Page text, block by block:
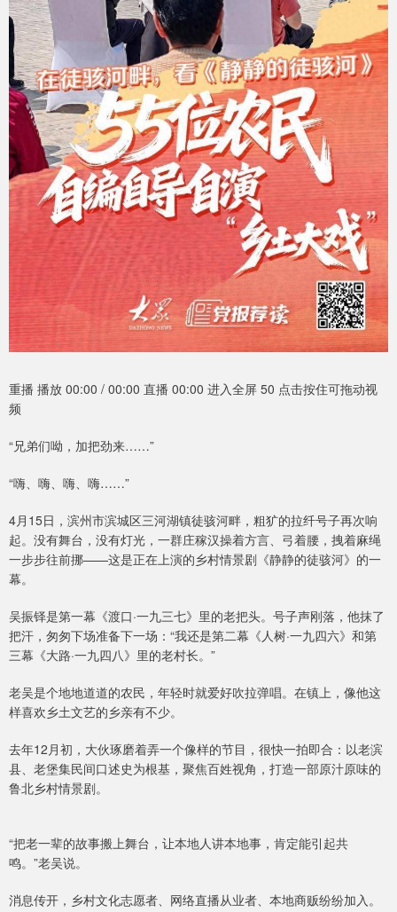
重播 播放 00:00 / 00:00 直播 00:00 进入全屏 50 点击按住可拖动视
频
“兄弟们呦，加把劲来……”
“嗨、嗨、嗨、嗨……”
4月15日，滨州市滨城区三河湖镇徒骇河畔，粗犷的拉纤号子再次响
起。没有舞台，没有灯光，一群庄稼汉操着方言、弓着腰，拽着麻绳
一步步往前挪——这是正在上演的乡村情景剧《静静的徒骇河》的一
幕。
吴振铎是第一幕《渡口·一九三七》里的老把头。号子声刚落，他抹了
把汗，匆匆下场准备下一场：“我还是第二幕《人树·一九四六》和第
三幕《大路·一九四八》里的老村长。”
老吴是个地地道道的农民，年轻时就爱好吹拉弹唱。在镇上，像他这
样喜欢乡土文艺的乡亲有不少。
去年12月初，大伙琢磨着弄一个像样的节目，很快一拍即合：以老滨
县、老堡集民间口述史为根基，聚焦百姓视角，打造一部原汁原味的
鲁北乡村情景剧。
“把老一辈的故事搬上舞台，让本地人讲本地事，肯定能引起共
鸣。”老吴说。
消息传开，乡村文化志愿者、网络直播从业者、本地商贩纷纷加入。